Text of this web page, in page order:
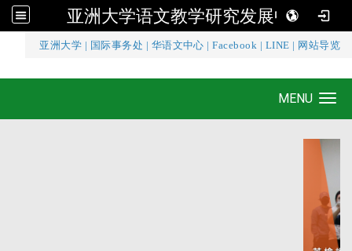
亚洲大学语文教学研究发展中心
亚洲大学 国际事务处 华语文中心 |Facebook LINE 网站导览
亚洲大学语文教学研究发展中心
MENU